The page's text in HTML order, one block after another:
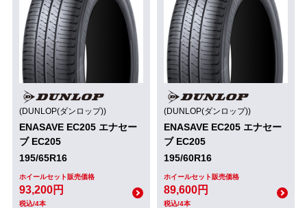
(DUNLOP(ダンロップ))
ENASAVE EC205 エナセー
ブ EC205
195/65R16
ホイールセット販売価格
93,200円
税込/4本
(DUNLOP(ダンロップ))
ENASAVE EC205 エナセー
ブ EC205
195/60R16
ホイールセット販売価格
89,600円
税込/4本